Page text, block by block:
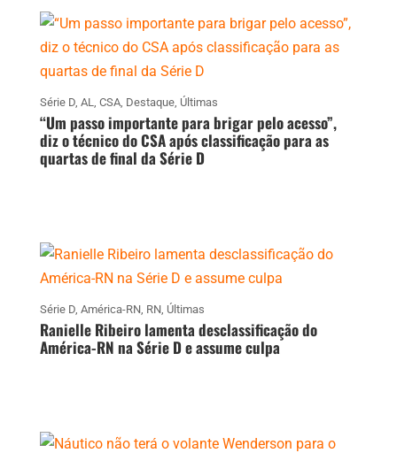
Série D, AL, CSA, Destaque, Últimas
“Um passo importante para brigar pelo acesso”,
diz o técnico do CSA após classificação para as
quartas de final da Série D
Série D, América-RN, RN, Últimas
Ranielle Ribeiro lamenta desclassificação do
América-RN na Série D e assume culpa